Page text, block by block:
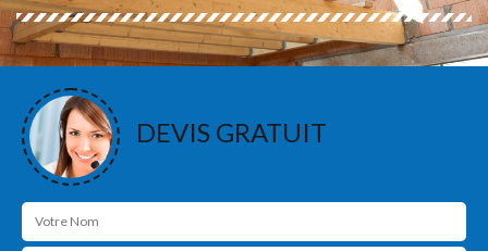
DEVIS GRATUIT